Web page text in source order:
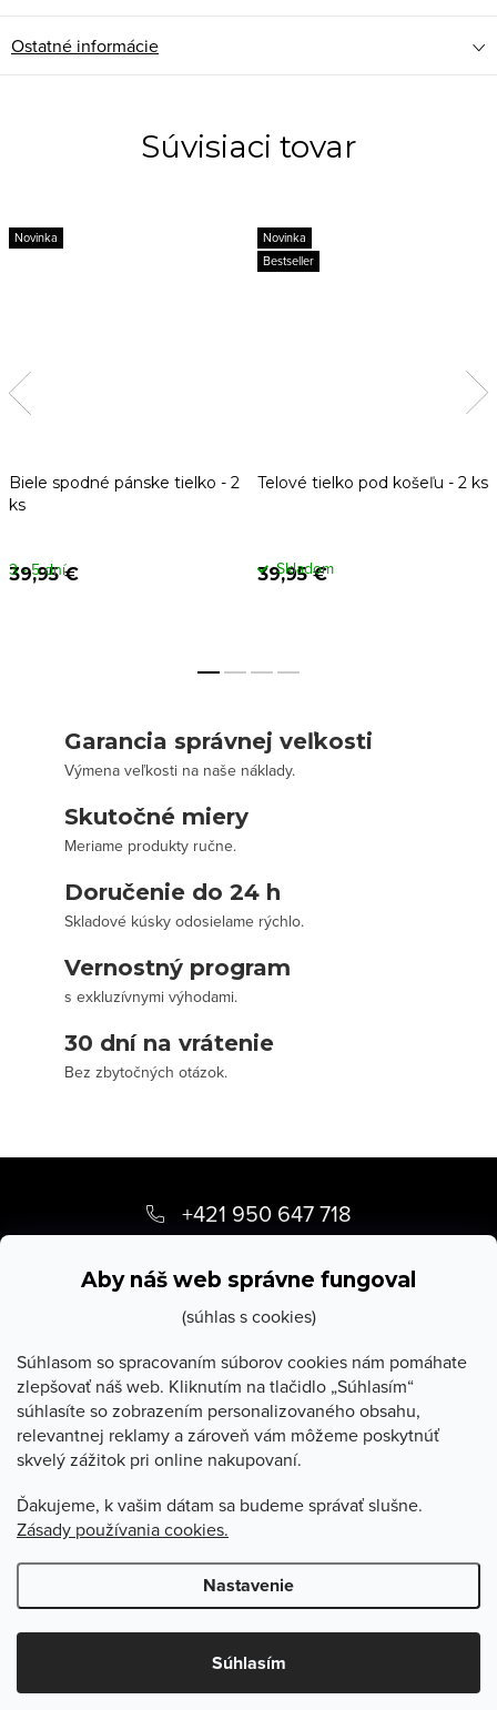
Aby náš web správne fungoval
(súhlas s cookies)
Súhlasom so spracovaním súborov cookies nám pomáhate
zlepšovať náš web. Kliknutím na tlačidlo „Súhlasím“
súhlasíte so zobrazením personalizovaného obsahu,
relevantnej reklamy a zároveň vám môžeme poskytnúť
skvelý zážitok pri online nakupovaní.
Ďakujeme, k vašim dátam sa budeme správať slušne.
Zásady používania cookies.
Nastavenie
Súhlasím
Ostatné informácie
Súvisiaci tovar
Novinka
Biele spodné pánske tielko - 2
ks
39,95 €
3 - 5 dní
Novinka
Bestseller
Telové tielko pod košeľu - 2 ks
39,95 €
Skladom
Garancia správnej veľkosti
Výmena veľkosti na naše náklady.
Skutočné miery
Meriame produkty ručne.
Doručenie do 24 h
Skladové kúsky odosielame rýchlo.
Vernostný program
s exkluzívnymi výhodami.
30 dní na vrátenie
Bez zbytočných otázok.
p
+421 950 647 718
O Stevula
Poradňa
Copyright 2026Stevula.sk. Všetky práva vyhradené.Upraviť
nastavenie cookies